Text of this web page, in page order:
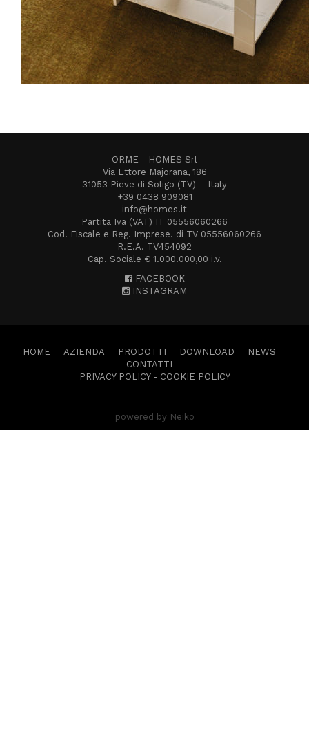
ORME - HOMES Srl
Via Ettore Majorana, 186
31053 Pieve di Soligo (TV) – Italy
+39 0438 909081
info@homes.it
Partita Iva (VAT) IT 05556060266
Cod. Fiscale e Reg. Imprese. di TV 05556060266
R.E.A. TV454092
Cap. Sociale € 1.000.000,00 i.v.
FACEBOOK
INSTAGRAM
HOME AZIENDA PRODOTTI DOWNLOAD
NEWS
CONTATTI
PRIVACY POLICY- COOKIE POLICY
powered by Neiko